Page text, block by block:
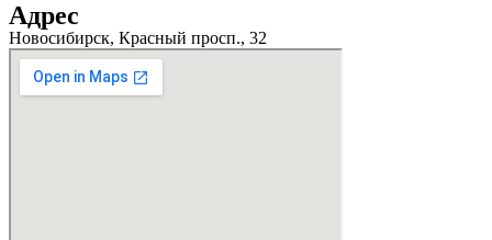
Адрес
Новосибирск, Красный просп., 32